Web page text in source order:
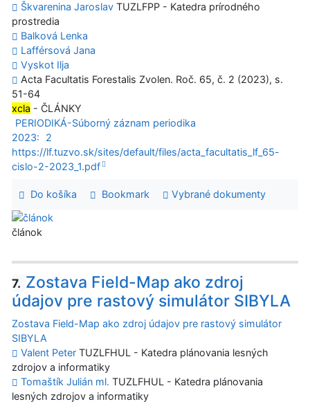
Škvarenina Jaroslav TUZLFPP - Katedra prírodného
prostredia
Balková Lenka
Lafférsová Jana
Vyskot Ilja
Acta Facultatis Forestalis Zvolen. Roč. 65, č. 2 (2023), s.
51-64
xcla - ČLÁNKY
PERIODIKÁ-Súborný záznam periodika
2023:
2
https://lf.tuzvo.sk/sites/default/files/acta_facultatis_lf_65-
cislo-2-2023_1.pdf
Do košíka Bookmark Vybrané dokumenty
článok
7. Zostava Field-Map ako zdroj
údajov pre rastový simulátor SIBYLA
Zostava Field-Map ako zdroj údajov pre rastový simulátor
SIBYLA
Valent Peter TUZLFHUL - Katedra plánovania lesných
zdrojov a informatiky
Tomaštík Julián ml. TUZLFHUL - Katedra plánovania
lesných zdrojov a informatiky